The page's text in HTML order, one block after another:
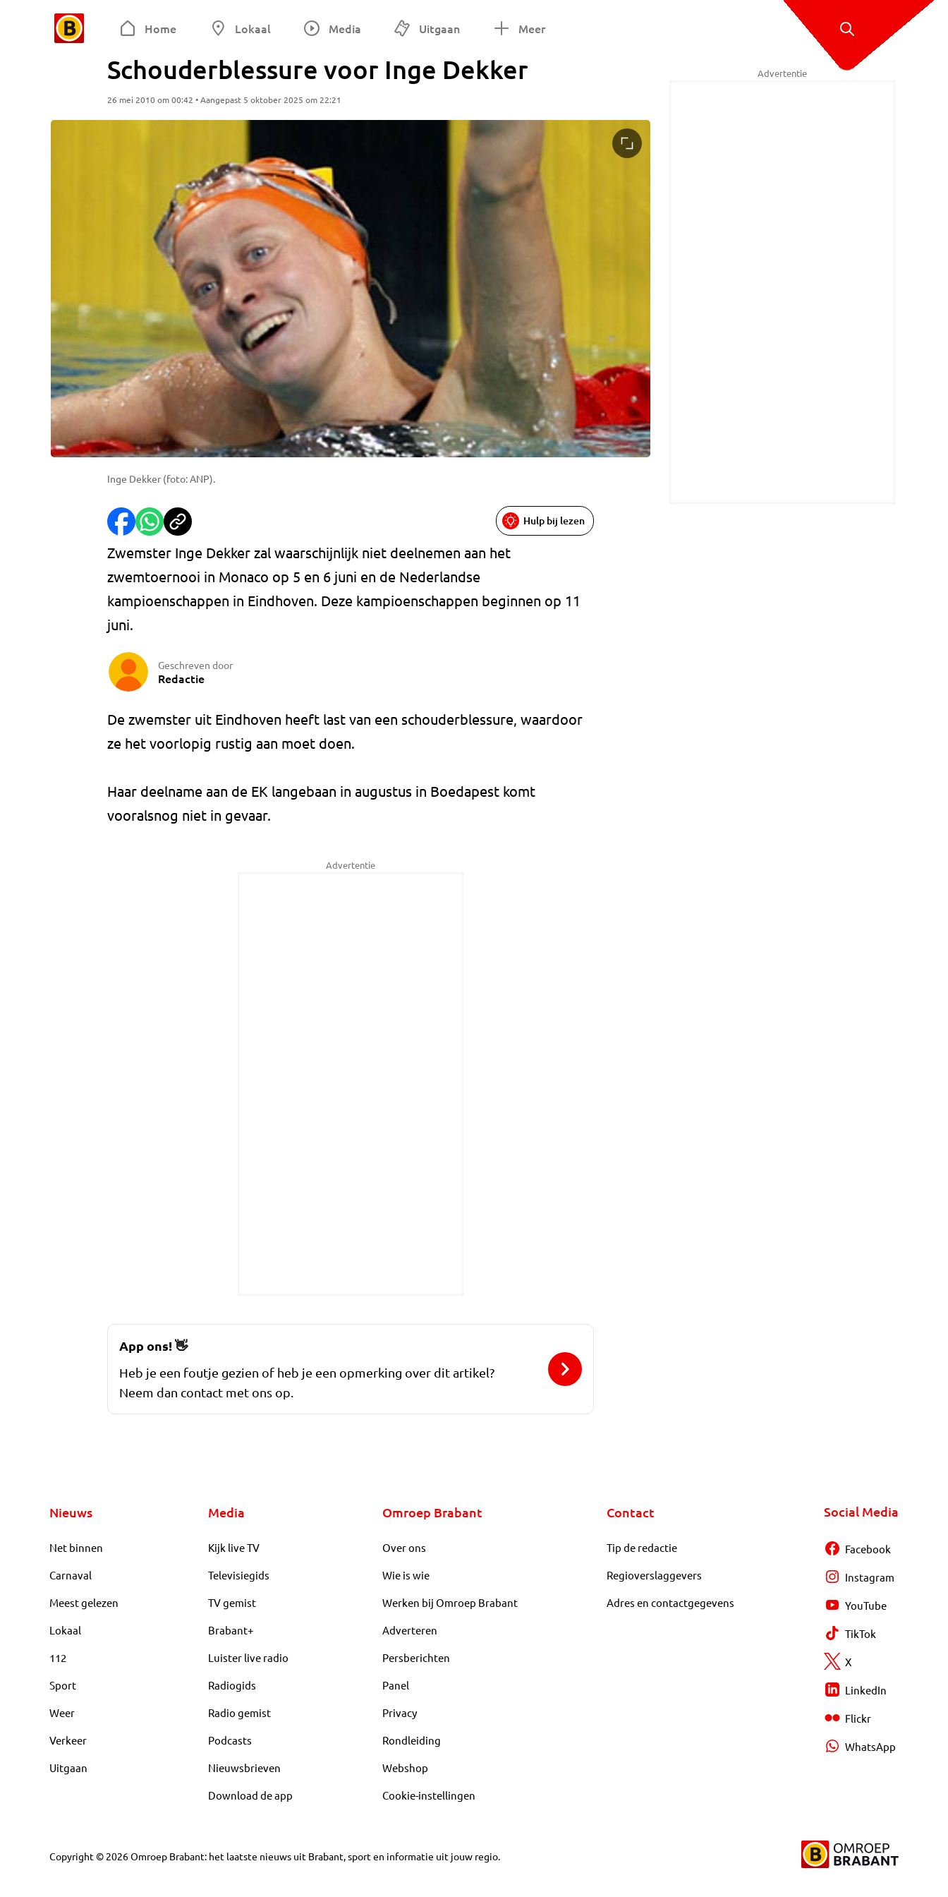
Home Lokaal Media Uitgaan Meer
Schouderblessure voor Inge Dekker
26 mei 2010 om 00:42 • Aangepast 5 oktober 2025 om 22:21
Inge Dekker (foto: ANP).
Hulp bij lezen
Zwemster Inge Dekker zal waarschijnlijk niet deelnemen aan het
zwemtoernooi in Monaco op 5 en 6 juni en de Nederlandse
kampioenschappen in Eindhoven. Deze kampioenschappen beginnen op 11
juni.
Geschreven door
Redactie
De zwemster uit Eindhoven heeft last van een schouderblessure, waardoor
ze het voorlopig rustig aan moet doen.
Haar deelname aan de EK langebaan in augustus in Boedapest komt
vooralsnog niet in gevaar.
Advertentie
Advertentie
App ons!👋
Heb je een foutje gezien of heb je een opmerking over dit artikel?
Neem dan contact met ons op.
Nieuws
Net binnen
Carnaval
Meest gelezen
Lokaal
112
Sport
Weer
Verkeer
Uitgaan
Media
Kijk live TV
Televisiegids
TV gemist
Brabant+
Luister live radio
Radiogids
Radio gemist
Podcasts
Nieuwsbrieven
Download de app
Omroep Brabant
Over ons
Wie is wie
Werken bij Omroep Brabant
Adverteren
Persberichten
Panel
Privacy
Rondleiding
Webshop
Cookie-instellingen
Contact
Tip de redactie
Regioverslaggevers
Adres en contactgegevens
Social Media
Facebook
Instagram
YouTube
TikTok
X
LinkedIn
Flickr
WhatsApp
Copyright © 2026Omroep Brabant: het laatste nieuws uit Brabant, sport en informatie uit jouw regio.